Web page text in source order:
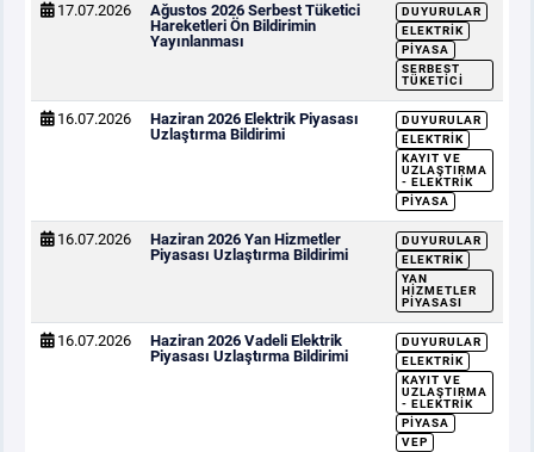
17.07.2026
Ağustos 2026 Serbest Tüketici
Hareketleri Ön Bildirimin
Yayınlanması
DUYURULAR
ELEKTRIK
PIYASA
SERBEST
TÜKETICI
16.07.2026
Haziran 2026 Elektrik Piyasası
Uzlaştırma Bildirimi
DUYURULAR
ELEKTRIK
KAYIT VE
UZLAŞTIRMA
- ELEKTRIK
PIYASA
16.07.2026
Haziran 2026 Yan Hizmetler
Piyasası Uzlaştırma Bildirimi
DUYURULAR
ELEKTRIK
YAN
HIZMETLER
PIYASASI
16.07.2026
Haziran 2026 Vadeli Elektrik
Piyasası Uzlaştırma Bildirimi
DUYURULAR
ELEKTRIK
KAYIT VE
UZLAŞTIRMA
- ELEKTRIK
PIYASA
VEP